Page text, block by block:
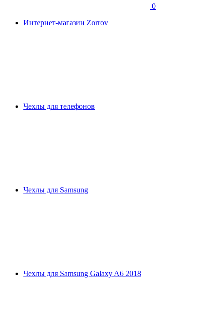
0
Интернет-магазин Zorrov
Чехлы для телефонов
Чехлы для Samsung
Чехлы для Samsung Galaxy A6 2018